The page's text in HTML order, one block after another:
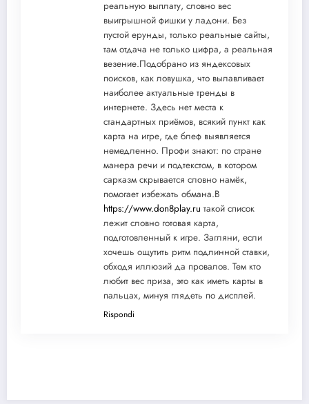
реальную выплату, словно вес
выигрышной фишки у ладони. Без
пустой ерунды, только реальные сайты,
там отдача не только цифра, а реальная
везение.Подобрано из яндексовых
поисков, как ловушка, что вылавливает
наиболее актуальные тренды в
интернете. Здесь нет места к
стандартных приёмов, всякий пункт как
карта на игре, где блеф выявляется
немедленно. Профи знают: по стране
манера речи и подтекстом, в котором
сарказм скрывается словно намёк,
помогает избежать обмана.В
https://www.don8play.ru такой список
лежит словно готовая карта,
подготовленный к игре. Загляни, если
хочешь ощутить ритм подлинной ставки,
обходя иллюзий да провалов. Тем кто
любит вес приза, это как иметь карты в
пальцах, минуя глядеть по дисплей.
Rispondi